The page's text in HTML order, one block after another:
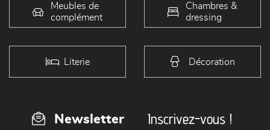
Meubles de
complément
Chambres &
dressing
Literie Décoration
Newsletter Inscrivez-vous !